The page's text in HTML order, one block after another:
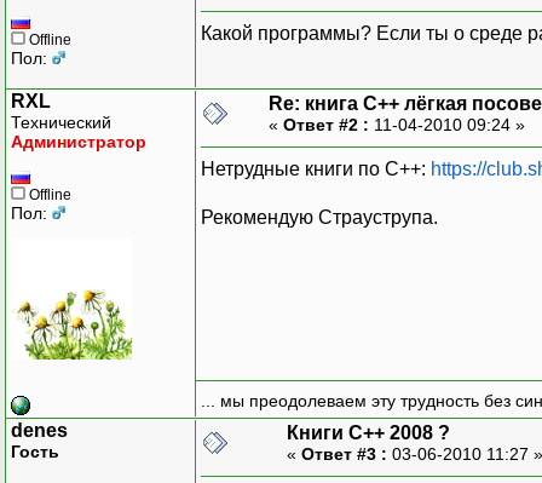
Offline
Пол:
Какой программы? Если ты о среде
RXL
Технический
Администратор
Offline
Пол:
Re: книга C++ лёгкая
« Ответ #2 : 11-04-2010 09:24 »
Нетрудные книги по C++: https://
Рекомендую Страуструпа.
... мы преодолеваем эту трудность без
denes
Гость
Книги C++ 2008 ?
« Ответ #3 : 03-06-2010 11:27